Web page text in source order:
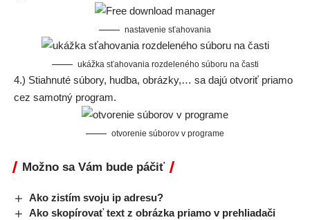
nastavenie sťahovania
ukážka sťahovania rozdeleného súboru na časti
4.) Stiahnuté súbory, hudba, obrázky,… sa dajú otvoriť priamo
cez samotný program.
otvorenie súborov v programe
Možno sa Vám bude páčiť
Ako zistím svoju ip adresu?
Ako skopírovať text z obrázka priamo v prehliadači